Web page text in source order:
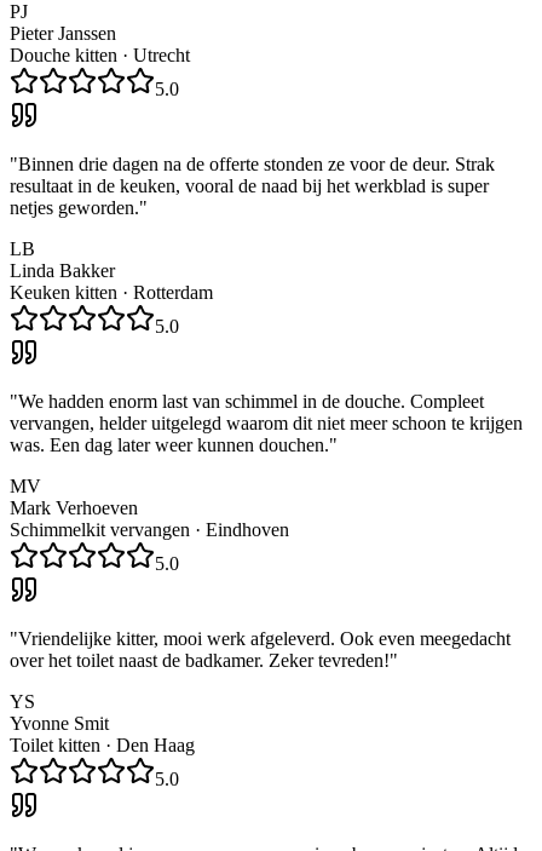
PJ
Pieter Janssen
Douche kitten · Utrecht
5.0
"Binnen drie dagen na de offerte stonden ze voor de deur. Strak
resultaat in de keuken, vooral de naad bij het werkblad is super
netjes geworden."
LB
Linda Bakker
Keuken kitten · Rotterdam
5.0
"We hadden enorm last van schimmel in de douche. Compleet
vervangen, helder uitgelegd waarom dit niet meer schoon te krijgen
was. Een dag later weer kunnen douchen."
MV
Mark Verhoeven
Schimmelkit vervangen · Eindhoven
5.0
"Vriendelijke kitter, mooi werk afgeleverd. Ook even meegedacht
over het toilet naast de badkamer. Zeker tevreden!"
YS
Yvonne Smit
Toilet kitten · Den Haag
5.0